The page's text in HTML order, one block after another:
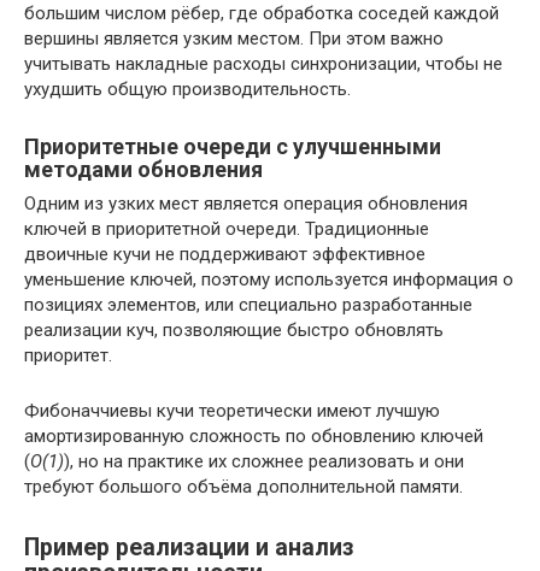
большим числом рёбер, где обработка соседей каждой
вершины является узким местом. При этом важно
учитывать накладные расходы синхронизации, чтобы не
ухудшить общую производительность.
Приоритетные очереди с улучшенными
методами обновления
Одним из узких мест является операция обновления
ключей в приоритетной очереди. Традиционные
двоичные кучи не поддерживают эффективное
уменьшение ключей, поэтому используется информация о
позициях элементов, или специально разработанные
реализации куч, позволяющие быстро обновлять
приоритет.
Фибоначчиевы кучи теоретически имеют лучшую
амортизированную сложность по обновлению ключей
(O(1)), но на практике их сложнее реализовать и они
требуют большого объёма дополнительной памяти.
Пример реализации и анализ